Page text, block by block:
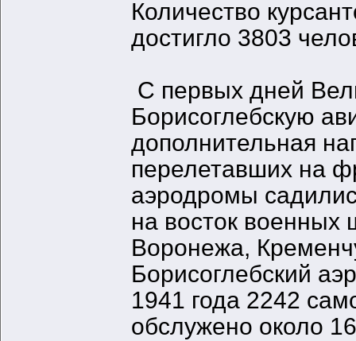
Количество
достигло 3803
С первых дней
Борисоглебскую
дополнительная
перелетавших на
аэродромы
на восток военных
Воронежа,
Борисоглебский
1941 года 2242
обслужено около